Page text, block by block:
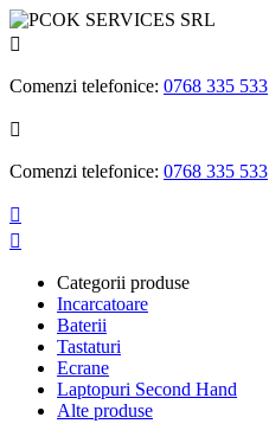

Comenzi telefonice: 0768 335 533

Comenzi telefonice: 0768 335 533


Categorii produse
Incarcatoare
Baterii
Tastaturi
Ecrane
Laptopuri Second Hand
Alte produse